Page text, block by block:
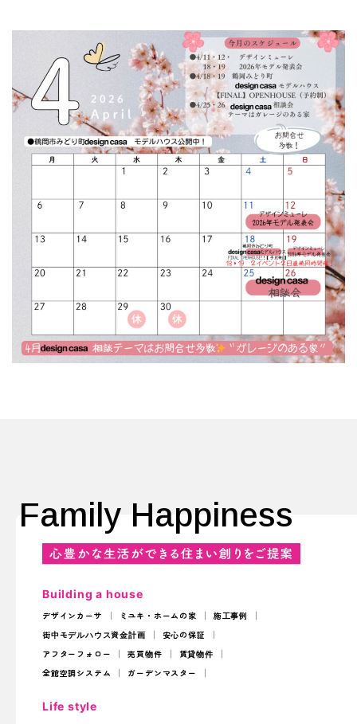
Family Happiness
Building a house
デザインカーサ ミユキ・ホームの家
施工事例
街中モデルハウス資金計画
安心の保証
アフターフォロー
売買物件
賃貸物件
全館空調システム
ガーデンマスター
Life style